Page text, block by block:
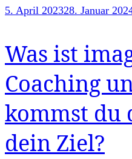
5. April 202328. Januar
Was ist
Coaching
kommst du
dein Ziel?